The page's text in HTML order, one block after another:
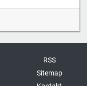
RSS
Sitemap